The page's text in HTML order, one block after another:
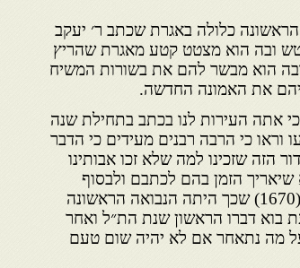
כלולה באגרת שכתב ר׳ יעקב
ובה הוא מצטט קטע מאגרת שהריץ
אל רבני המערב בשנת תכ״ה (1665) ובה הוא מבשר להם את בשורות המשיח
את האמונה החדשה.
אתה העירות לנו בכתב בתחילת שנה
בשנת 1665) לאמור: דעו וראו כי הרבה רבנים מעידים כי הדבר
הזה שזכינו למה שלא זכו אבותינו
הזמן בהם לכתבם ולבסוף
כתוב באגרת ההיא שזה יהיה באמת בשנת הת״ל (1670) שכך היתה הנבואה הראשונה
בוא דברו הראשון שנת הת״ל ואחר
מה נתאחר אם לא יהיה שום טעם